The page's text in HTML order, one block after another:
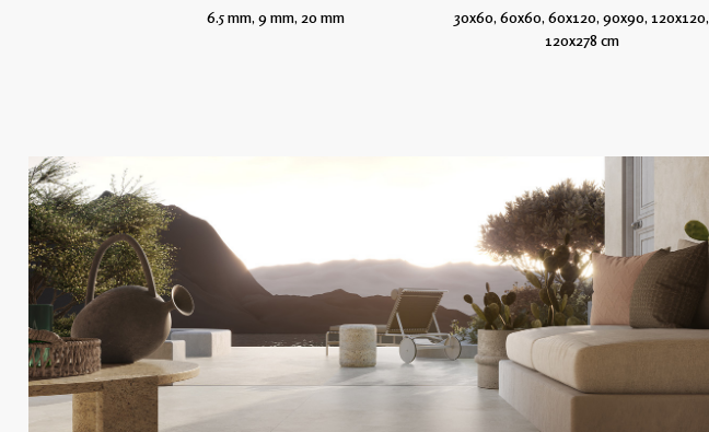
6.5 mm, 9 mm, 20 mm
30x60, 60x60, 60x120, 90x90, 120x120,
120x278 cm